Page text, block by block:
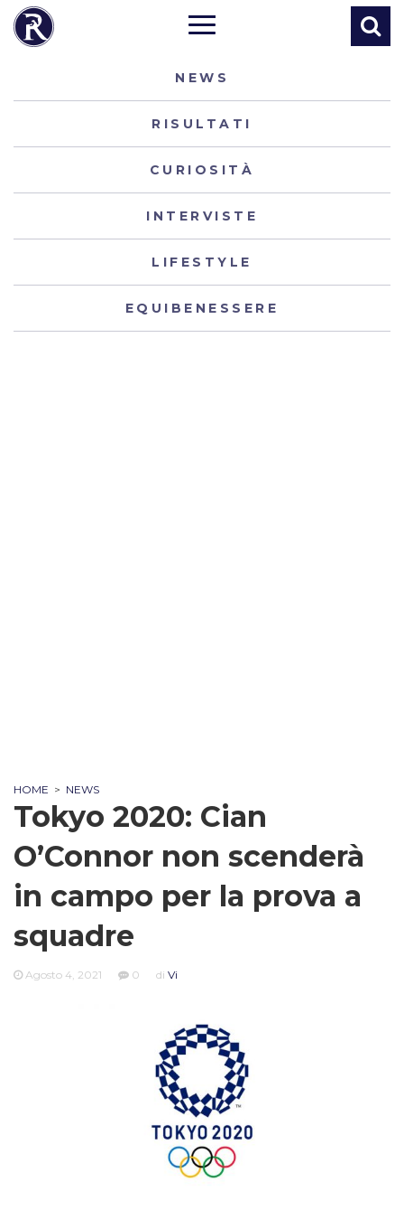
NEWS
RISULTATI
CURIOSITÀ
INTERVISTE
LIFESTYLE
EQUIBENESSERE
HOME > NEWS
Tokyo 2020: Cian
O’Connor non scenderà
in campo per la prova a
squadre
Agosto 4, 2021 0 di Vi